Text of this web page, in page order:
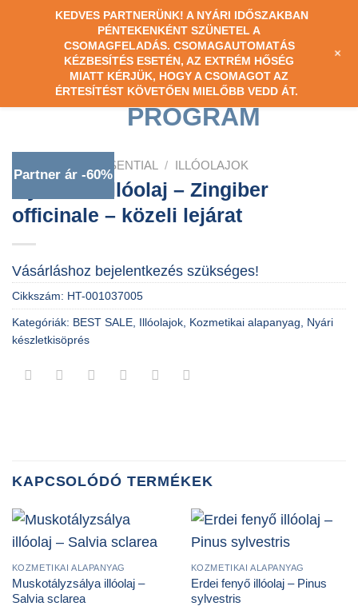
0
Partner ár -60%
ESSENTIAL / ILLÓOLAJOK
Gyömbér illóolaj – Zingiber
officinale – közeli lejárat
Vásárláshoz bejelentkezés szükséges!
Cikkszám: HT-001037005
Kategóriák: BEST SALE Illóolajok Kozmetikai alapanyag
Nyári
készletkisöprés
KAPCSOLÓDÓ TERMÉKEK
KOZMETIKAI ALAPANYAG
Muskotályzsálya illóolaj –
Salvia sclarea
KOZMETIKAI ALAPANYAG
Erdei fenyő illóolaj – Pinus
sylvestris
KEDVES PARTNERÜNK! A NYÁRI IDŐSZAKBAN
PÉNTEKENKÉNT SZÜNETEL A
CSOMAGFELADÁS. CSOMAGAUTOMATÁS
KÉZBESÍTÉS ESETÉN, AZ EXTRÉM HŐSÉG
MIATT KÉRJÜK, HOGY A CSOMAGOT AZ
ÉRTESÍTÉST KÖVETŐEN MIELŐBB VEDD ÁT.
+